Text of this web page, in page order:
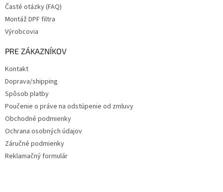
Časté otázky (FAQ)
Montáž DPF filtra
Výrobcovia
PRE ZÁKAZNÍKOV
Kontakt
Doprava/shipping
Spôsob platby
Poučenie o práve na odstúpenie od zmluvy
Obchodné podmienky
Ochrana osobných údajov
Záručné podmienky
Reklamačný formulár